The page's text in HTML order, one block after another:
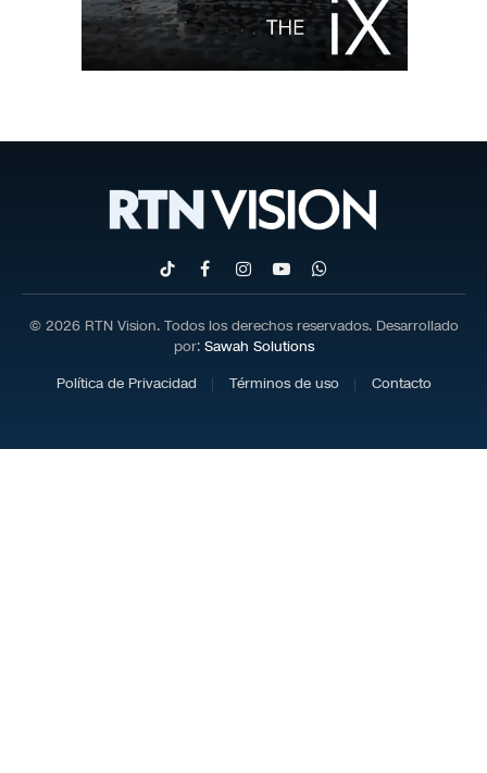
TikTokFacebookInstagram
YouTubeWhatsApp
© 2026 RTN Vision. Todos los derechos reservados. Desarrollado
por: Sawah Solutions
Política de Privacidad
Términos de uso Contacto